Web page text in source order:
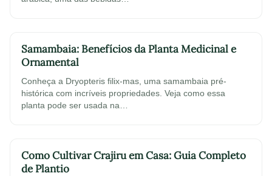
Samambaia: Benefícios da Planta Medicinal e
Ornamental
Conheça a Dryopteris filix-mas, uma samambaia pré-
histórica com incríveis propriedades. Veja como essa
planta pode ser usada na…
Como Cultivar Crajiru em Casa: Guia Completo
de Plantio